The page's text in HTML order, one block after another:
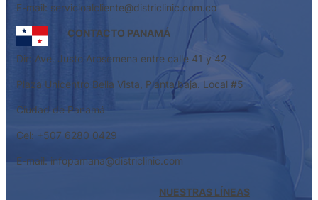
E-mail: servicioalcliente@districlinic.com.co
CONTACTO PANAMÁ
Dir: Ave. Justo Arosemena entre calle 41 y 42
Plaza Unicentro Bella Vista, Planta baja. Local #5
Ciudad de Panamá
Cel: +507 6280 0429
E-mail: infopamana@districlinic.com
NUESTRAS LÍNEAS